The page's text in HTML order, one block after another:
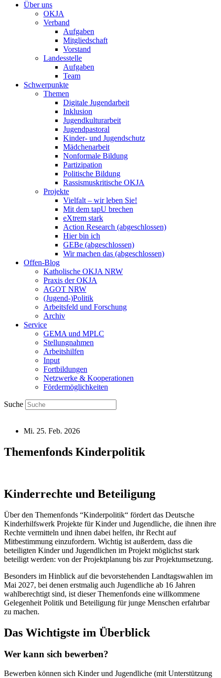
Über uns
OKJA
Verband
Aufgaben
Mitgliedschaft
Vorstand
Landesstelle
Aufgaben
Team
Schwerpunkte
Themen
Digitale Jugendarbeit
Inklusion
Jugendkulturarbeit
Jugendpastoral
Kinder- und Jugendschutz
Mädchenarbeit
Nonformale Bildung
Partizipation
Politische Bildung
Rassismuskritische OKJA
Projekte
Vielfalt – wir leben Sie!
Mit dem tapU brechen
eXtrem stark
Action Research (abgeschlossen)
Hier bin ich
GEBe (abgeschlossen)
Wir machen das (abgeschlossen)
Offen-Blog
Katholische OKJA NRW
Praxis der OKJA
AGOT NRW
(Jugend-)Politik
Arbeitsfeld und Forschung
Archiv
Service
GEMA und MPLC
Stellungnahmen
Arbeitshilfen
Input
Fortbildungen
Netzwerke & Kooperationen
Fördermöglichkeiten
Suche
Mi. 25. Feb. 2026
Themenfonds Kinderpolitik
Kinderrechte und Beteiligung
Über den Themenfonds “Kinderpolitik“ fördert das Deutsche
Kinderhilfswerk Projekte für Kinder und Jugendliche, die ihnen ihre
Rechte vermitteln und ihnen dabei helfen, ihr Recht auf
Mitbestimmung einzufordern. Wichtig ist außerdem, dass die
beteiligten Kinder und Jugendlichen im Projekt möglichst stark
beteiligt werden: von der Projektplanung bis zur Projektumsetzung.
Besonders im Hinblick auf die bevorstehenden Landtagswahlen im
Mai 2027, bei denen erstmalig auch Jugendliche ab 16 Jahren
wahlberechtigt sind, ist dieser Themenfonds eine willkommene
Gelegenheit Politik und Beteiligung für junge Menschen erfahrbar
zu machen.
Das Wichtigste im Überblick
Wer kann sich bewerben?
Bewerben können sich Kinder und Jugendliche (mit Unterstützung